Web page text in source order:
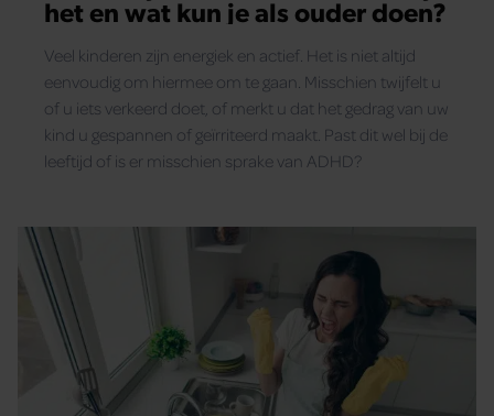
het en wat kun je als ouder doen?
Veel kinderen zijn energiek en actief. Het is niet altijd
eenvoudig om hiermee om te gaan. Misschien twijfelt u
of u iets verkeerd doet, of merkt u dat het gedrag van uw
kind u gespannen of geïrriteerd maakt. Past dit wel bij de
leeftijd of is er misschien sprake van ADHD?